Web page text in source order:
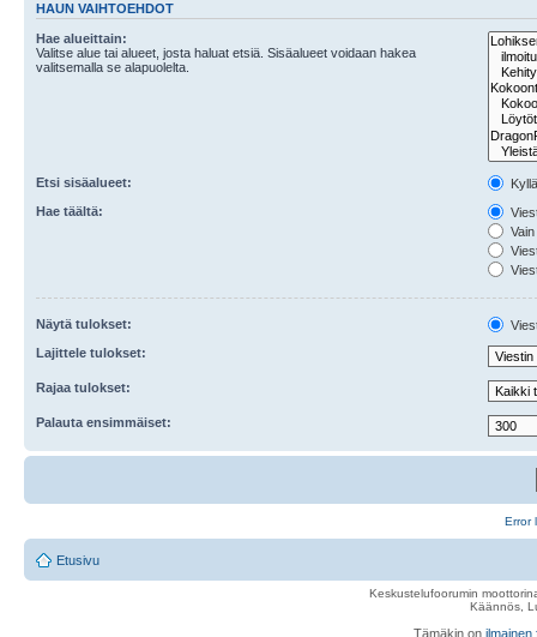
HAUN VAIHTOEHDOT
Hae alueittain:
Valitse alue tai alueet, josta haluat etsiä. Sisäalueet voidaan hakea
valitsemalla se alapuolelta.
Etsi sisäalueet:
Hae täältä:
Näytä tulokset:
Lajittele tulokset:
Rajaa tulokset:
Palauta ensimmäiset:
Error
Etusivu
Keskustelufoorumin
Käännös,
Tämäkin on ilmainen